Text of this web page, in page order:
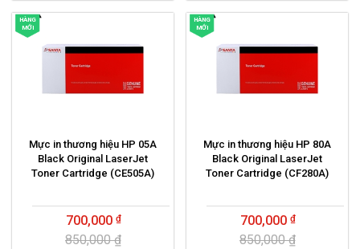
HÀNG
MỚI
Mực in thương hiệu HP 05A
Black Original LaserJet
Toner Cartridge (CE505A)
700,000
850,000 ₫
HÀNG
MỚI
Mực in thương hiệu HP 80A
Black Original LaserJet
Toner Cartridge (CF280A)
700,000
850,000 ₫